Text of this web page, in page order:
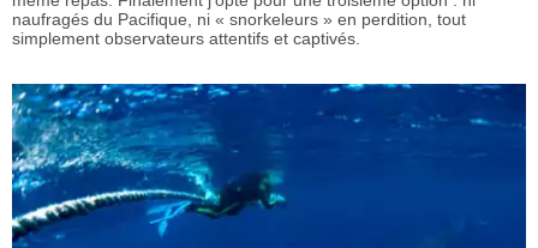
naufragés du Pacifique, ni « snorkeleurs » en perdition, tout
simplement observateurs attentifs et captivés.